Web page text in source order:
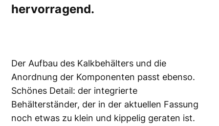
hervorragend.
Der Aufbau des Kalkbehälters und die
Anordnung der Komponenten passt ebenso.
Schönes Detail: der integrierte
Behälterständer, der in der aktuellen Fassung
noch etwas zu klein und kippelig geraten ist.